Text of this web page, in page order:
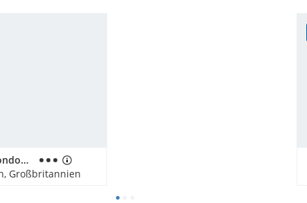
Motel One London-Tower Hill
Großbritannien